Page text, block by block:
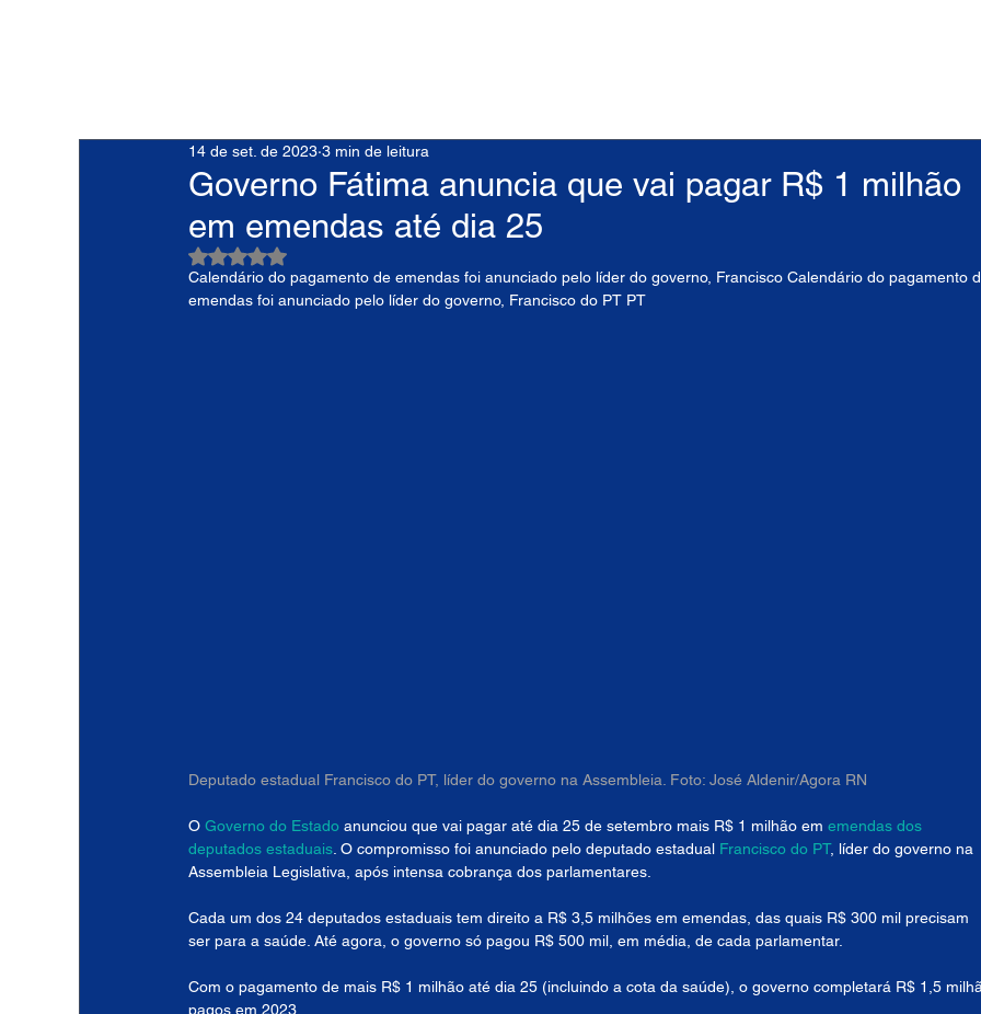
Governo Fátima anuncia que vai pagar R$ 1 milhão
em emendas até dia 25
14 de set. de 2023 3 min de leitura
Avaliado com NaN de 5 estrelas.
Calendário do pagamento de emendas foi anunciado pelo líder do governo, Francisco Calendário do pagamento
emendas foi anunciado pelo líder do governo, Francisco do PT PT
Deputado estadual Francisco do PT, líder do governo na Assembleia. Foto: José Aldenir/Agora RN
O Governo do Estado anunciou que vai pagar até dia 25 de setembro mais R$ 1 milhão em emendas dos
deputados estaduais . O compromisso foi anunciado pelo deputado estadual Francisco do PT, líder do governo na
Assembleia Legislativa, após intensa cobrança dos parlamentares.
Cada um dos 24 deputados estaduais tem direito a R$ 3,5 milhões em emendas, das quais R$ 300 mil precisam
ser para a saúde. Até agora, o governo só pagou R$ 500 mil, em média, de cada parlamentar.
Com o pagamento de mais R$ 1 milhão até dia 25 (incluindo a cota da saúde), o governo completará R$ 1,5
pagos em 2023.